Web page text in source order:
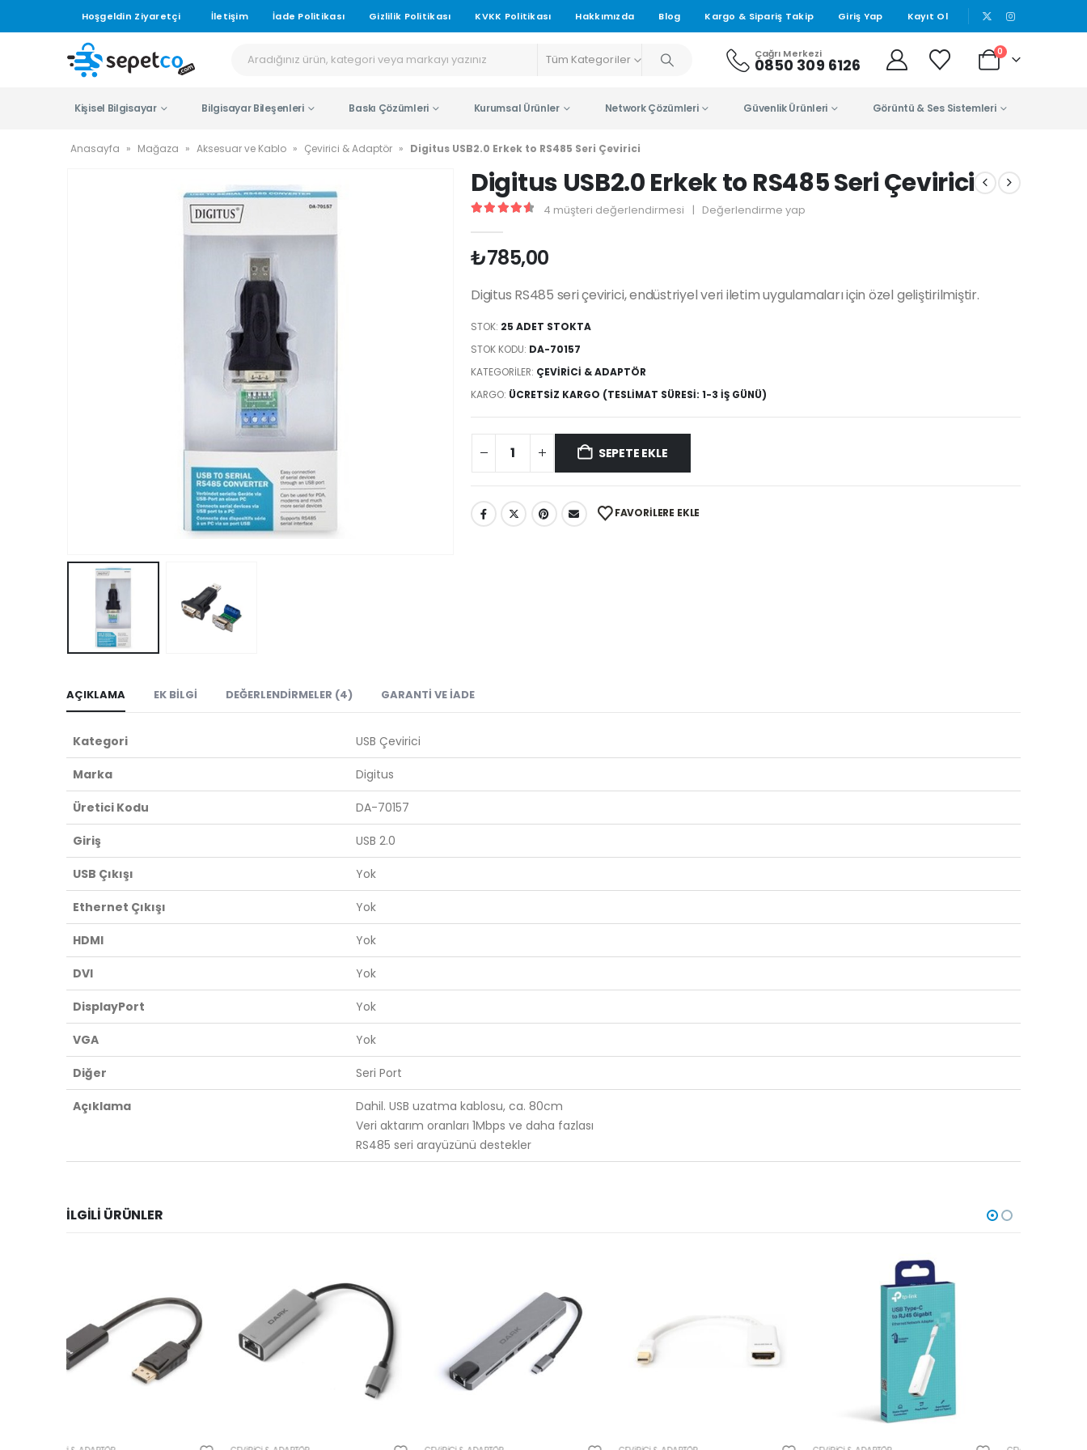
Hoşgeldin Ziyaretçi İletişim İade Politikası Gizlilik Politikası KVKK Politikası Hakkımızda Blog Kargo & Sipariş Takip Giriş Yap Kayıt Ol |
Tüm Kategoriler Çağrı Merkezi
0850 309 6126
0
Kişisel Bilgisayar Bilgisayar Bileşenleri Baskı Çözümleri Kurumsal Ürünler Network Çözümleri Güvenlik Ürünleri Görüntü & Ses Sistemleri
Anasayfa » Mağaza » Aksesuar ve Kablo » Çevirici & Adaptör » Digitus USB2.0 Erkek to RS485 Seri Çevirici
Digitus USB2.0 Erkek to RS485 Seri Çevirici
4 müşteri değerlendirmesi | Değerlendirme yap
₺785,00
Digitus RS485 seri çevirici, endüstriyel veri iletim uygulamaları için özel geliştirilmiştir.
STOK: 25 ADET STOKTA
STOK KODU: DA-70157
KATEGORILER: ÇEVIRICI & ADAPTÖR
KARGO: ÜCRETSIZ KARGO (TESLIMAT SÜRESI: 1-3 İŞ GÜNÜ)
SEPETE EKLE
FAVORILERE EKLE
AÇIKLAMA EK BILGI DEĞERLENDIRMELER (4) GARANTI VE İADE
Kategori USB Çevirici
Marka Digitus
Üretici Kodu DA-70157
Giriş USB 2.0
USB Çıkışı Yok
Ethernet Çıkışı Yok
HDMI Yok
DVI Yok
DisplayPort Yok
VGA Yok
Diğer Seri Port
Açıklama
Dahil. USB uzatma kablosu, ca. 80cm
Veri aktarım oranları 1Mbps ve daha fazlası
RS485 seri arayüzünü destekler
İLGILI ÜRÜNLER